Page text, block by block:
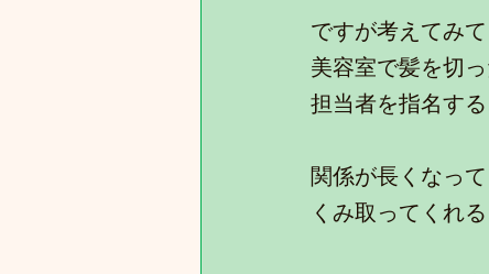
ですが考えてみて
美容室で髪を切
担当者を指名す
関係が長くなっ
くみ取ってくれる